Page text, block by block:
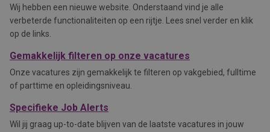
Wij hebben een nieuwe website. Onderstaand vind je alle
verbeterde functionaliteiten op een rijtje. Lees snel verder en klik
op de links.
Gemakkelijk filteren op onze vacatures
Onze vacatures zijn gemakkelijk te filteren op vakgebied, fulltime
of parttime en opleidingsniveau.
Specifieke Job Alerts
Wil jij graag up-to-date blijven van de laatste vacatures in jouw